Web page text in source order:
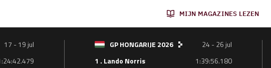
MIJN MAGAZINES LEZEN
17 - 19 jul
GP HONGARIJE 2026
24 - 26 jul
1 . Lando Norris
1:39:56.180